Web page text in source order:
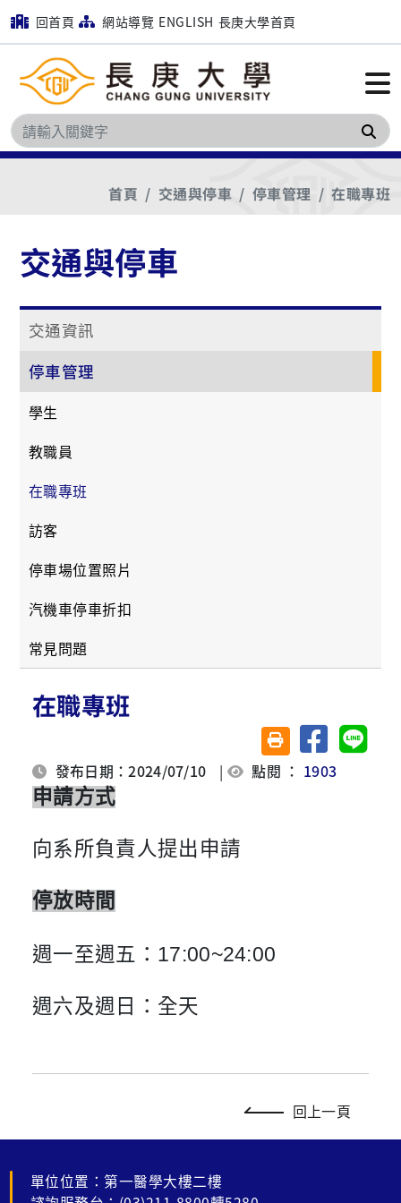
回首頁 網站導覽 ENGLISH 長庚大學首頁
搜
首頁 交通與停車 停車管理 在職專班
交通與停車
交通資訊
停車管理
學生
教職員
在職專班
訪客
停車場位置照片
汽機車停車折扣
常見問題
在職專班
友善列印(另開視窗)
分享至臉書分享
發布日期：2024/07/10 | 點閱 ： 1903
申請方式
向系所負責人提出申請
停放時間
週一至週五：17:00~24:00
週六及週日：全天
回上一頁
單位位置：第一醫學大樓二樓